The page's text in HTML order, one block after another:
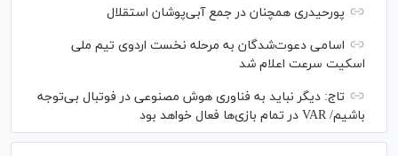
پورحیدری همچنان در جمع آبی‌پوشان استقلال
اسامی دعوت‌شدگان به مرحله نخست اردوی تیم ملی
اسکیت سرعت اعلام شد
تاج: دیگر نباید به فناوری هوش مصنوعی در فوتبال بی‌توجه
باشیم/ VAR در تمام بازی‌ها فعال خواهد بود